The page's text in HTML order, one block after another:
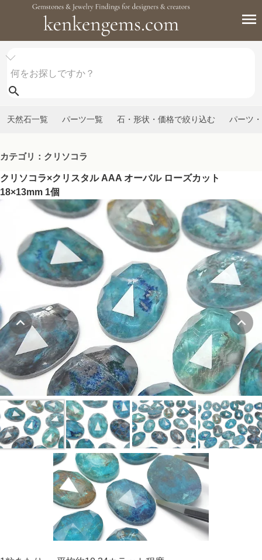
天然石一覧 パーツ一覧 石・形状・価格で絞り込む パーツ
カテゴリ：クリソコラ
クリソコラ×クリスタル AAA オーバル ローズカット
18×13mm 1個